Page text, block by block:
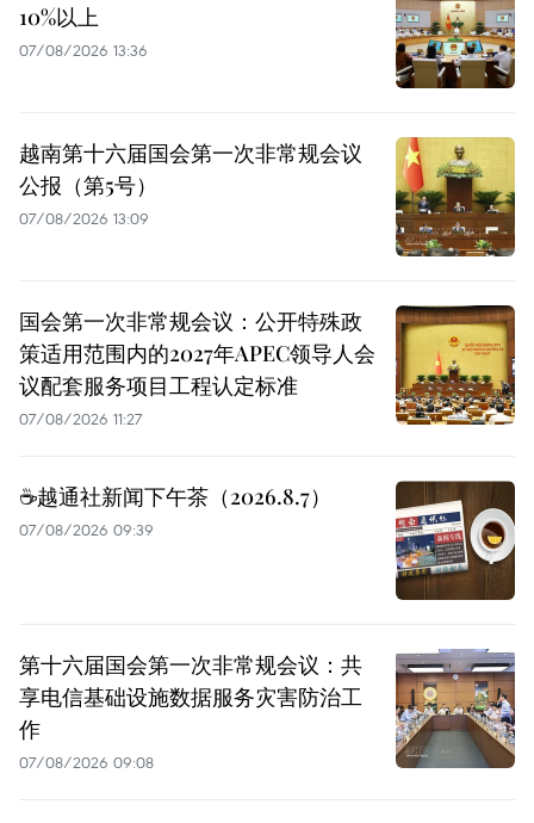
10%以上
07/08/2026 13:36
越南第十六届国会第一次非常规会议
公报（第5号）
07/08/2026 13:09
国会第一次非常规会议：公开特殊政
策适用范围内的2027年APEC领导人会
议配套服务项目工程认定标准
07/08/2026 11:27
☕️越通社新闻下午茶（2026.8.7）
07/08/2026 09:39
第十六届国会第一次非常规会议：共
享电信基础设施数据服务灾害防治工
作
07/08/2026 09:08